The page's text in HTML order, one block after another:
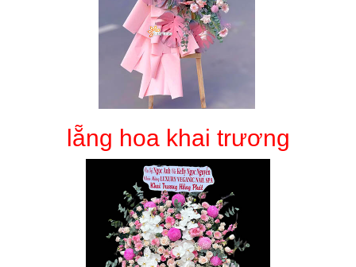
lẵng hoa khai trương